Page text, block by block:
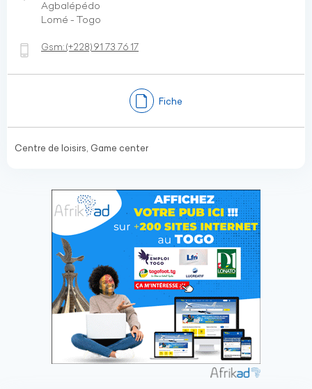
Agbalépédo
Lomé - Togo
Gsm:(+228)91 73 76 17
Fiche
Centre de loisirs, Game center